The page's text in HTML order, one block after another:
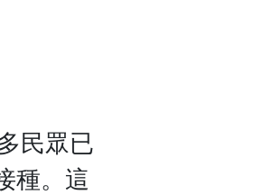
民眾已
種。這